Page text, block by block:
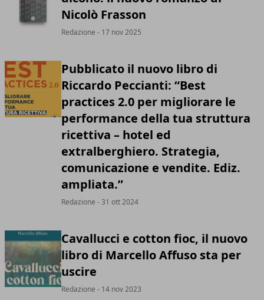
Nicolò Frasson
Redazione - 17 nov 2025
Pubblicato il nuovo libro di
Riccardo Peccianti: “Best
practices 2.0 per migliorare le
performance della tua struttura
ricettiva – hotel ed
extralberghiero. Strategia,
comunicazione e vendite. Ediz.
ampliata.”
Redazione - 31 ott 2024
Cavallucci e cotton fioc, il nuovo
libro di Marcello Affuso sta per
uscire
Redazione - 14 nov 2023